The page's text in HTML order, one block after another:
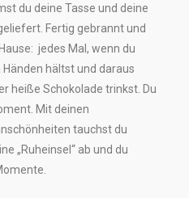
du deine Tasse und deine
Fertig gebrannt und
jedes Mal, wenn du
hältst und daraus
heiße Schokolade trinkst. Du
Mit deinen
tauchst du
„Ruheinsel“ ab und du